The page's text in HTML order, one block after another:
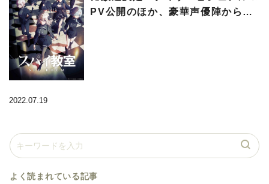
PV公開のほか、豪華声優陣からコ
2022.07.19
よく読まれている記事